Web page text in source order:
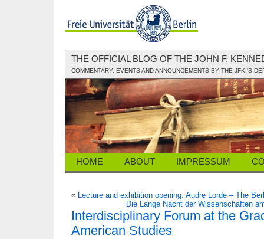
THE OFFICIAL BLOG OF THE JOHN F.
COMMENTARY, EVENTS AND ANNOUNCEMENTS BY THE JFKI'S
HOME ABOUT IMPRESSUM
« Lecture and exhibition opening: Audre Lorde – The
Die Lange Nacht der Wissenschaften
Interdisciplinary Forum at the
American Studies